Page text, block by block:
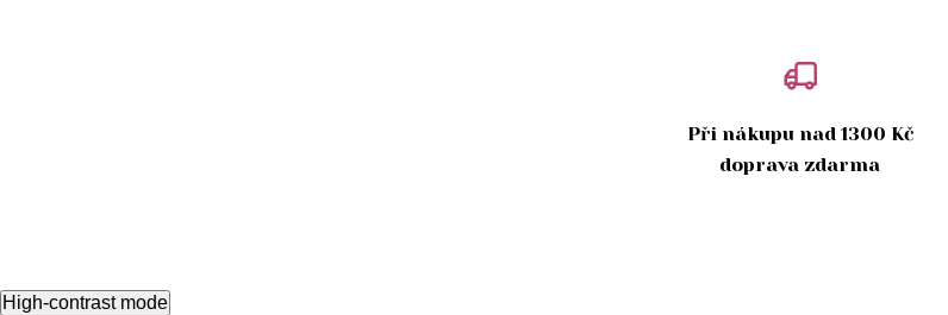
Při nákupu nad 1300 Kč
doprava zdarma
High-contrast mode